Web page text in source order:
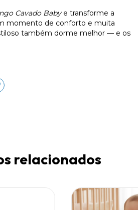
Cavado Babye transforme a
momento de conforto e muita
também dorme melhor — e os
relacionados